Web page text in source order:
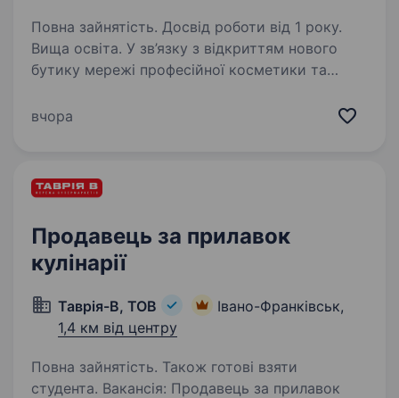
Повна зайнятість. Досвід роботи від 1 року.
Вища освіта. У зв’язку з відкриттям нового
бутику мережі професійної косметики та
https://www.instagram.com/smartbeauty.ukraine/
вчора
Продавець за прилавок
кулінарії
Таврія-В, ТОВ
Івано-Франківськ,
1,4 км від центру
Повна зайнятість. Також готові взяти
студента. Вакансія: Продавець за прилавок